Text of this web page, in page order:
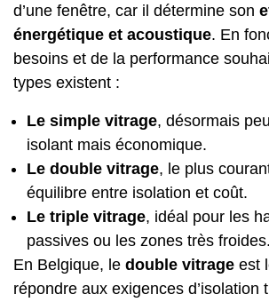
d’une fenêtre, car il détermine son
énergétique et acoustique. En
besoins et de la performance
types existent :
Le simple vitrage, désormais
isolant mais économique.
Le double vitrage, le plus
équilibre entre isolation et coût.
Le triple vitrage, idéal pour les
passives ou les zones très froides.
En Belgique, le double vitrage est
répondre aux exigences d’isolation